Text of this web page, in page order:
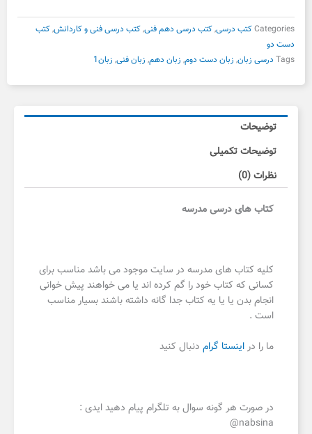
دهم
دست
عدد
Categoriesکتب درسی,کتب درسی دهم فنی,کتب درسی فنی و کاردانش,کتب
دست دو
Tags درسی زبان, زبان دست دوم, زبان دهم, زبان فنی, زبان1
توضیحات
توضیحات تکمیلی
نظرات (0)
کتاب های درسی مدرسه
کلیه کتاب های مدرسه در سایت موجود می باشد مناسب برای
کسانی که کتاب خود را گم کرده اند یا می خواهند پیش خوانی
انجام بدن یا یا یه کتاب جدا گانه داشته باشند بسیار مناسب
است .
ما را دراینستا گرام دنبال کنید
در صورت هر گونه سوال به تلگرام پیام دهید ایدی :
nabsina@